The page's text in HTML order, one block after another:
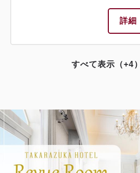
詳細
モデレートツイン レビ
獲得ポイント 547~
すべて表示（+4）